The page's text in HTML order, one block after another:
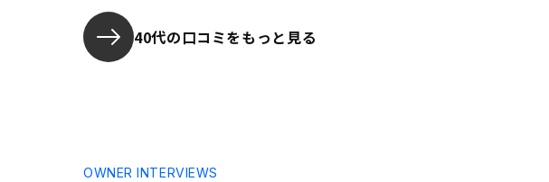
く、老後の備えのための資産運用を
考えていたので、考えもピッタリで
した。不安な気持ちは少しありまし
たが、セールスの方の力強い説明に
40代の口コミをもっと見る
OWNER INTERVIEWS